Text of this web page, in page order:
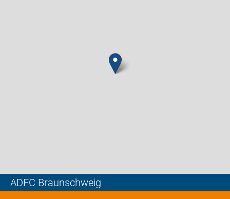
ADFC Braunschweig